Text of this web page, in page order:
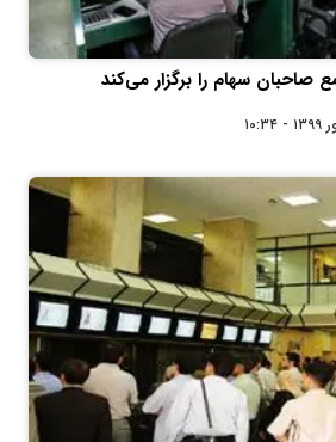
صاحبان سهام را برگزار می‌کند